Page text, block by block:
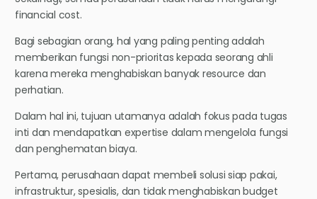
financial cost.
Bagi sebagian orang, hal yang paling penting adalah
memberikan fungsi non-prioritas kepada seorang ahli
karena mereka menghabiskan banyak resource dan
perhatian.
Dalam hal ini, tujuan utamanya adalah fokus pada tugas
inti dan mendapatkan expertise dalam mengelola fungsi
dan penghematan biaya.
Pertama, perusahaan dapat membeli solusi siap pakai,
infrastruktur, spesialis, dan tidak menghabiskan budget